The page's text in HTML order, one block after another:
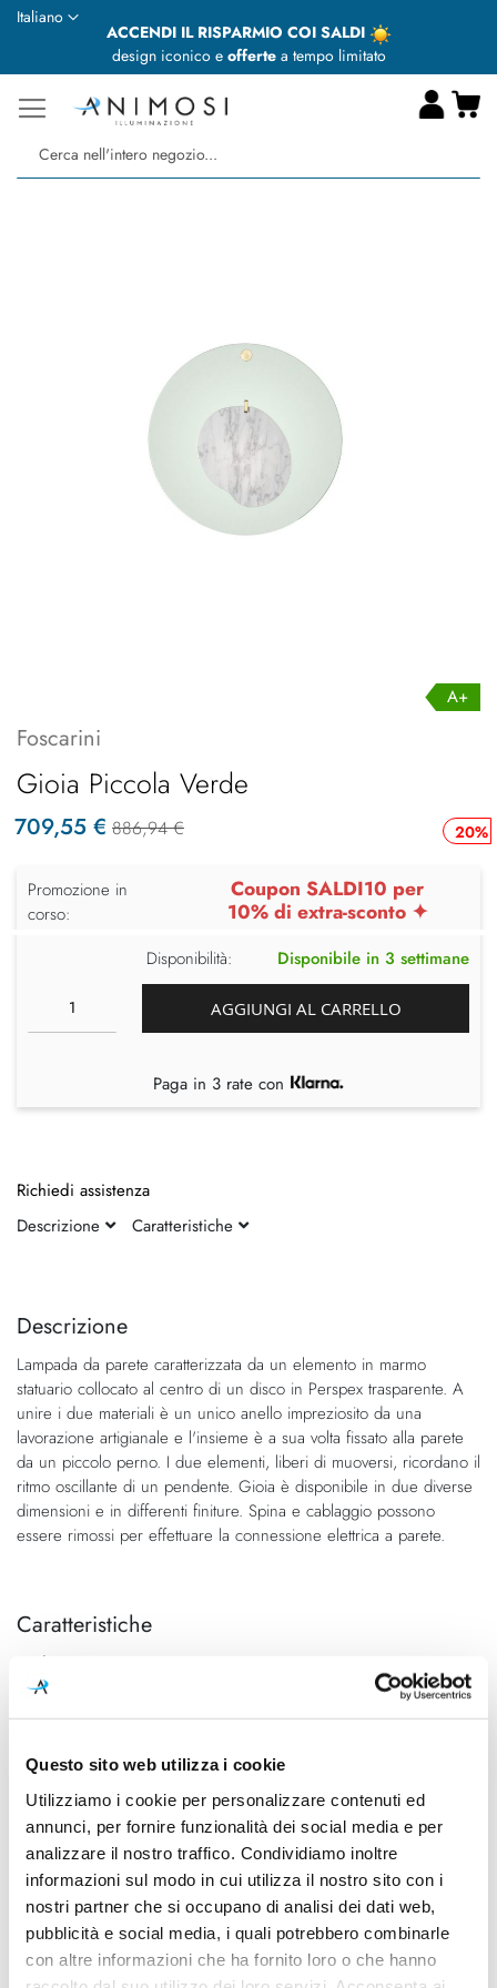
Questo sito web utilizza i cookie
Utilizziamo i cookie per personalizzare contenuti ed
annunci, per fornire funzionalità dei social media e per
analizzare il nostro traffico. Condividiamo inoltre
informazioni sul modo in cui utilizza il nostro sito con i
nostri partner che si occupano di analisi dei dati web,
pubblicità e social media, i quali potrebbero combinarle
con altre informazioni che ha fornito loro o che hanno
ACCENDI IL RISPARMIO COI SALDI
design iconico e offertea tempo limitato
Lingua
Italiano
fine
galleria
di
immagini
della
di
immagini
Descrizione
Lampada da parete caratterizzata da un elemento in marmo
statuario collocato al centro di un disco in Perspex trasparente. A
unire i due materiali è un unico anello impreziosito da una
lavorazione artigianale e l'insieme è a sua volta fissato alla parete
da un piccolo perno. I due elementi, liberi di muoversi, ricordano il
ritmo oscillante di un pendente. Gioia è disponibile in due diverse
dimensioni e in differenti finiture. Spina e cablaggio possono
essere rimossi per effettuare la connessione elettrica a parete.
Caratteristiche
Cod.Art.
FN306005_40
Andrea Anastasio, 2019
Ø 400mm x 80mm
Sorgente luminosa
Led integrato
Potenza e attacco
10W - 2700K - 831Lm - CRI>
90
Dimmerazione
On/Off
Classe energetica
A+
Ean
A+
Foscarini
Gioia Piccola Verde
20%
709,55 € 886,94 €
Promozione in
corso:
Coupon SALDI10 per
10% di extra-sconto ✦
Disponibilità: Disponibile in 3 settimane
AGGIUNGI AL CARRELLO
Paga in 3 rate con
Richiedi assistenza
Descrizione
Caratteristiche